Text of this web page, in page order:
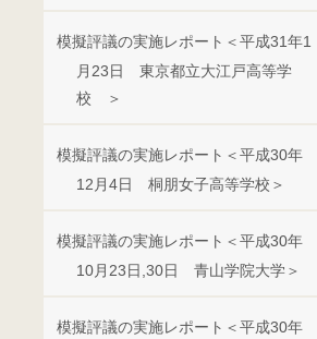
模擬評議の実施レポート＜平成31年1
月23日 東京都立大江戸高等学
校 ＞
模擬評議の実施レポート＜平成30年
12月4日 桐朋女子高等学校＞
模擬評議の実施レポート＜平成30年
10月23日,30日 青山学院大学＞
模擬評議の実施レポート＜平成30年